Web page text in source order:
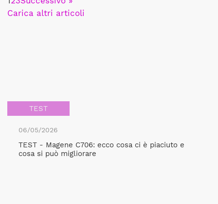
Carica altri articoli
TEST
06/05/2026
TEST - Magene C706: ecco cosa ci è piaciuto e
cosa si può migliorare